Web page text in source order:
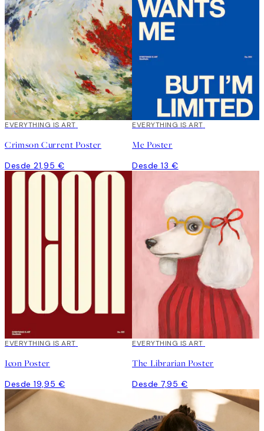
EVERYTHING IS ART
Crimson Current Poster
Desde 21,95 €
EVERYTHING IS ART
Me Poster
Desde 13 €
EVERYTHING IS ART
Icon Poster
Desde 19,95 €
EVERYTHING IS ART
The Librarian Poster
Desde 7,95 €